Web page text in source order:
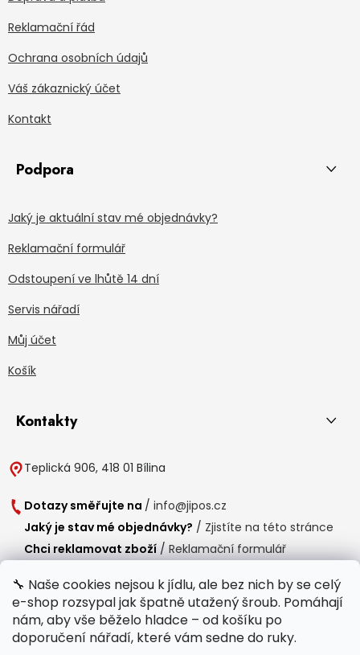
🔧 Naše cookies nejsou k jídlu, ale bez nich by se celý
e-shop rozsypal jak špatně utažený šroub. Pomáhají
nám, aby vše běželo hladce – od košíku po
doporučení nářadí, které vám sedne do ruky.
Reklamační řád
Ochrana osobních údajů
Váš zákaznický účet
Kontakt
Podpora
Jaký je aktuální stav mé objednávky?
Reklamační formulář
Odstoupení ve lhůtě 14 dní
Servis nářadí
Můj účet
Košík
Kontakty
Teplická 906, 418 01 Bílina
Dotazy směřujte na / info@jipos.cz
Jaký je stav mé objednávky? / Zjistíte na této stránce
Chci reklamovat zboží / Reklamační formulář
Provozní doba
Po-Čt / 8:00 - 15:00